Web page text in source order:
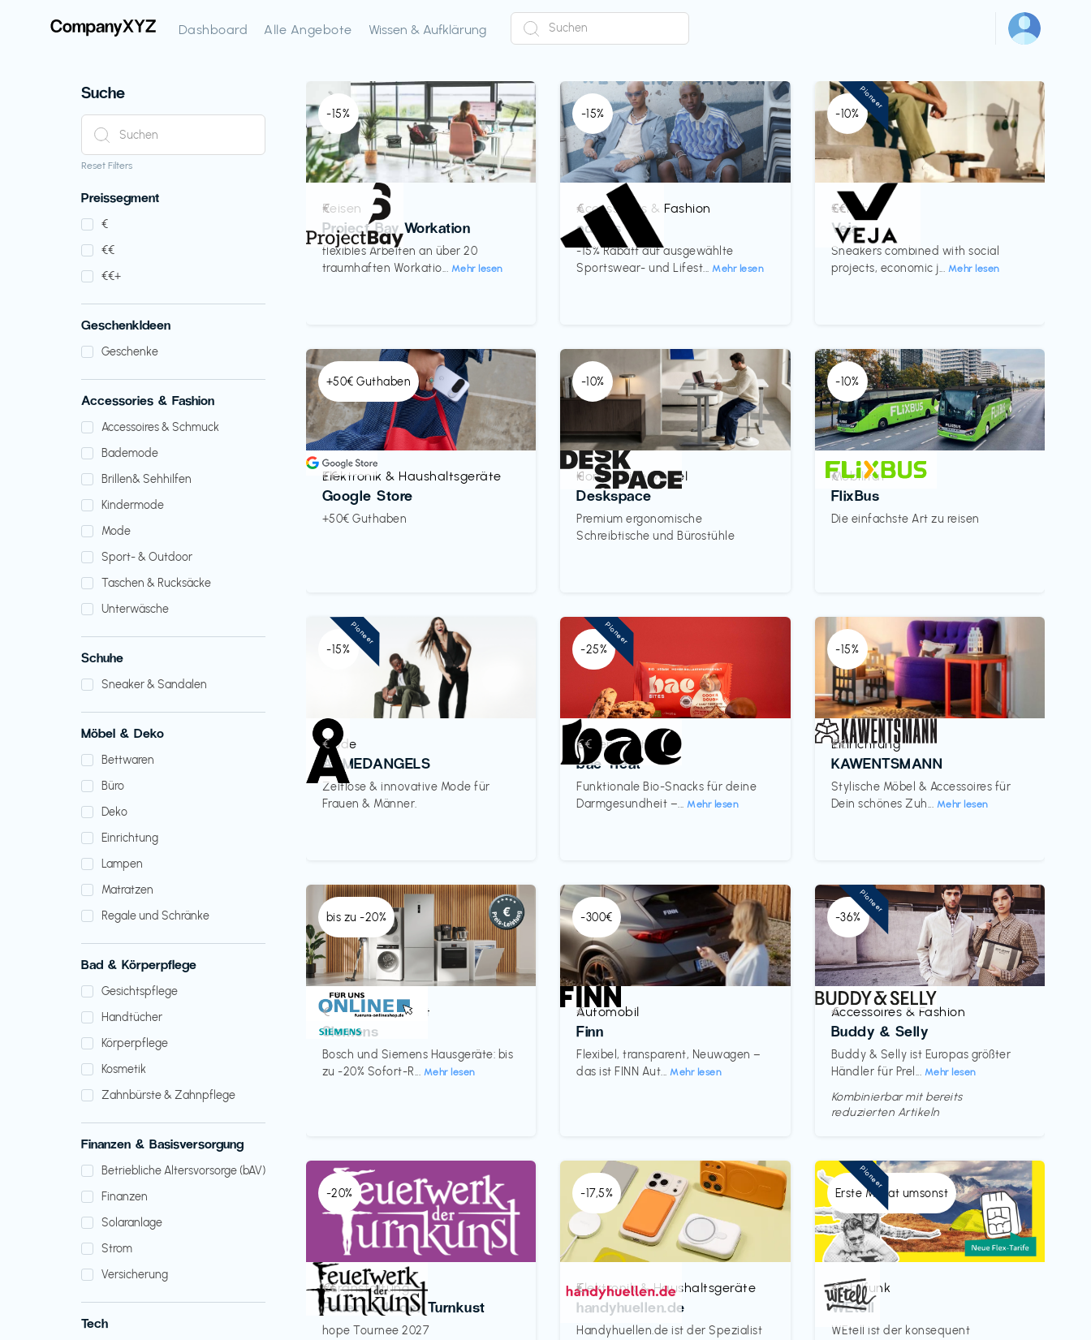
Dashboard Alle Angebote Wissen & Aufklärung
Suche
Reset Filters
Preissegment
€‎
€‎€‎
€‎€‎+
GeschenkIdeen
Geschenke
Accessories & Fashion
Accessoires & Schmuck
Bademode
Brillen& Sehhilfen
Kindermode
Mode
Sport- & Outdoor
Taschen & Rucksäcke
Unterwäsche
Schuhe
Sneaker & Sandalen
Möbel & Deko
Bettwaren
Büro
Deko
Einrichtung
Lampen
Matratzen
Regale und Schränke
Bad & Körperpflege
Gesichtspflege
Handtücher
Körperpflege
Kosmetik
Zahnbürste & Zahnpflege
Finanzen & Basisversorgung
Betriebliche Altersvorsorge (bAV)
Finanzen
Solaranlage
Strom
Versicherung
Tech
-15%
Reisen
Project Bay Workation
flexibles Arbeiten an über 20
traumhaften Workatio... Mehr lesen
€‎
-15%
Accessoires & Fashion
adidas
-15% Rabatt auf ausgewählte
Sportswear- und Lifest...Mehr lesen
€‎
-10%
Schuhe
Veja
Sneakers combined with social
projects, economic j... Mehr lesen
€€‎
Pioneer
+50€ Guthaben
Elektronik & Haushaltsgeräte
Google Store
+50€ Guthaben
€€‎
-10%
Homeoffice Möbel
Deskspace
Premium ergonomische
Schreibtische und Bürostühle
€‎
-10%
Mobilität
FlixBus
Die einfachste Art zu reisen
€‎
-15%
Mode
ARMEDANGELS
Zeitlose & innovative Mode für
Frauen & Männer.
€‎
Pioneer
-25%
Lebensmittel
bae Treat
Funktionale Bio-Snacks für deine
Darmgesundheit –...Mehr lesen
€€‎
Pioneer
-15%
Einrichtung
KAWENTSMANN
Stylische Möbel & Accessoires für
Dein schönes Zuh... Mehr lesen
€€‎
bis zu -20%
Küche & Haushalt
Siemens
Bosch und Siemens Hausgeräte: bis
zu -20% Sofort-R... Mehr lesen
€‎
-300€
Automobil
Finn
Flexibel, transparent, Neuwagen –
das ist FINN Aut...Mehr lesen
€‎
-36%
Accessoires & Fashion
Buddy & Selly
Buddy & Selly ist Europas größter
Händler für Prel... Mehr lesen
€‎
Kombinierbar mit bereits
reduzierten Artikeln
Pioneer
-20%
Veranstaltung
Feuerwerk der Turnkust
hope Tournee 2027
€€‎
-17,5%
Elektronik & Haushaltsgeräte
handyhuellen.de
Handyhuellen.de ist der Spezialist
€‎
Erste Monat umsonst
Mobilfunk
WEtell
WEtell ist der konsequent
€‎
Pioneer